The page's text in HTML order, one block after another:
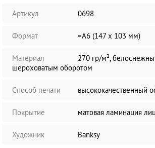
Артикул 0698
Формат ≈А6 (147 х 103 мм)
Материал
270 гр/м²,
шероховатым оборотом
Способ печати высококачественный
Покрытие матовая ламинация
Художник Banksy